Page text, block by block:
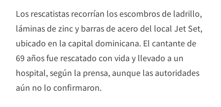
Los rescatistas recorrían los escombros de ladrillo,
láminas de zinc y barras de acero del local Jet Set,
ubicado en la capital dominicana. El cantante de
69 años fue rescatado con vida y llevado a un
hospital, según la prensa, aunque las autoridades
aún no lo confirmaron.